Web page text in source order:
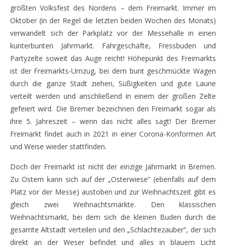
größten Volksfest des Nordens – dem Freimarkt. Immer im
Oktober (in der Regel die letzten beiden Wochen des Monats)
verwandelt sich der Parkplatz vor der Messehalle in einen
kunterbunten Jahrmarkt. Fahrgeschäfte, Fressbuden und
Partyzelte soweit das Auge reicht! Höhepunkt des Freimarkts
ist der Freimarkts-Umzug, bei dem bunt geschmückte Wagen
durch die ganze Stadt ziehen, Süßigkeiten und gute Laune
verteilt werden und anschließend in einem der großen Zelte
gefeiert wird. Die Bremer bezeichnen den Freimarkt sogar als
ihre 5. Jahreszeit – wenn das nicht alles sagt! Der Bremer
Freimarkt findet auch in 2021 in einer Corona-Konformen Art
und Weise wieder stattfinden.
Doch der Freimarkt ist nicht der einzige Jahrmarkt in Bremen.
Zu Ostern kann sich auf der „Osterwiese“ (ebenfalls auf dem
Platz vor der Messe) austoben und zur Weihnachtszeit gibt es
gleich zwei Weihnachtsmärkte. Den klassischen
Weihnachtsmarkt, bei dem sich die kleinen Buden durch die
gesamte Altstadt verteilen und den „Schlachtezauber“, der sich
direkt an der Weser befindet und alles in blauem Licht